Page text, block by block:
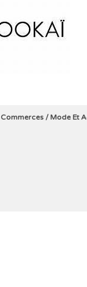
Commerces/Mode Et